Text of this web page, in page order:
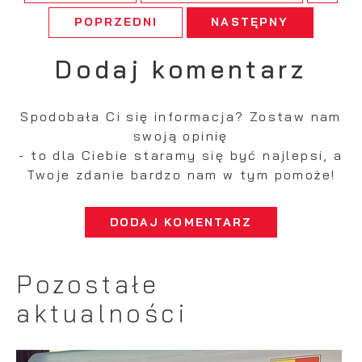
POPRZEDNI NASTĘPNY
Dodaj komentarz
Spodobała Ci się informacja? Zostaw nam
swoją opinię
- to dla Ciebie staramy się być najlepsi, a
Twoje zdanie bardzo nam w tym pomoże!
DODAJ KOMENTARZ
Pozostałe
aktualności